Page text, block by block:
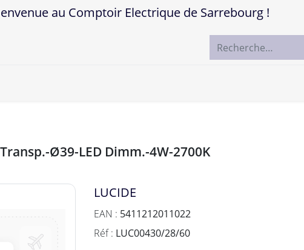
au Comptoir Electrique de Sarrebourg !
Ø39-LED Dimm.-4W-2700K
LUCIDE
EAN : 5411212011022
Réf : LUC00430/28/60